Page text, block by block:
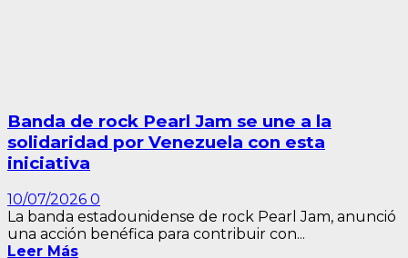
Banda de rock Pearl Jam se une a la
solidaridad por Venezuela con esta
iniciativa
10/07/2026 0
La banda estadounidense de rock Pearl Jam, anunció
una acción benéfica para contribuir con...
Leer Más